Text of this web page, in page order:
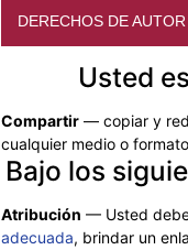
DERECHOS DE AUTOR
Usted
Compartir — copiar y
cualquier medio o formato
Bajo los
Atribución — Usted
adecuada, brindar un